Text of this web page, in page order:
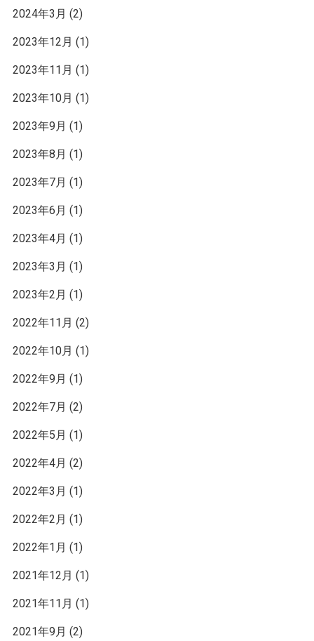
2024年3月 (2)
2023年12月 (1)
2023年11月 (1)
2023年10月 (1)
2023年9月 (1)
2023年8月 (1)
2023年7月 (1)
2023年6月 (1)
2023年4月 (1)
2023年3月 (1)
2023年2月 (1)
2022年11月 (2)
2022年10月 (1)
2022年9月 (1)
2022年7月 (2)
2022年5月 (1)
2022年4月 (2)
2022年3月 (1)
2022年2月 (1)
2022年1月 (1)
2021年12月 (1)
2021年11月 (1)
2021年9月 (2)